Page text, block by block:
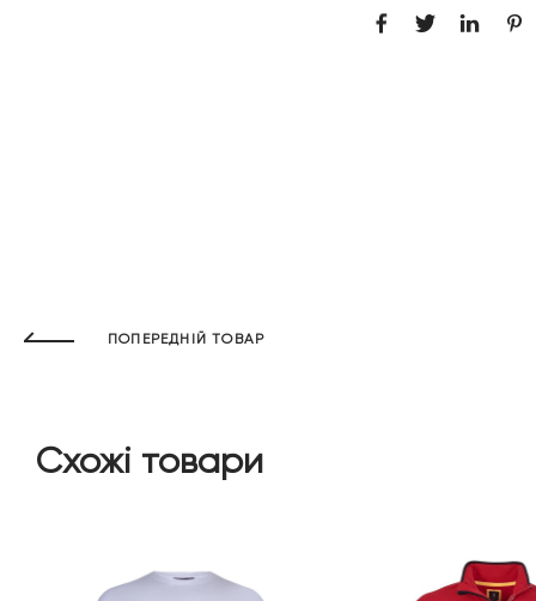
ПОПЕРЕДНІЙ ТОВАР
Схожі товари